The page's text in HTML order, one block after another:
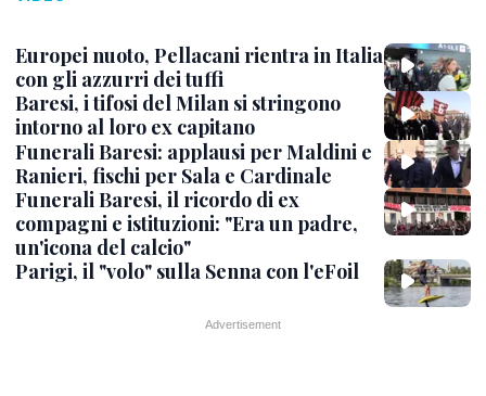
Europei nuoto, Pellacani rientra in Italia
con gli azzurri dei tuffi
Baresi, i tifosi del Milan si stringono
intorno al loro ex capitano
Funerali Baresi: applausi per Maldini e
Ranieri, fischi per Sala e Cardinale
Funerali Baresi, il ricordo di ex
compagni e istituzioni: "Era un padre,
un'icona del calcio"
Parigi, il "volo" sulla Senna con l'eFoil